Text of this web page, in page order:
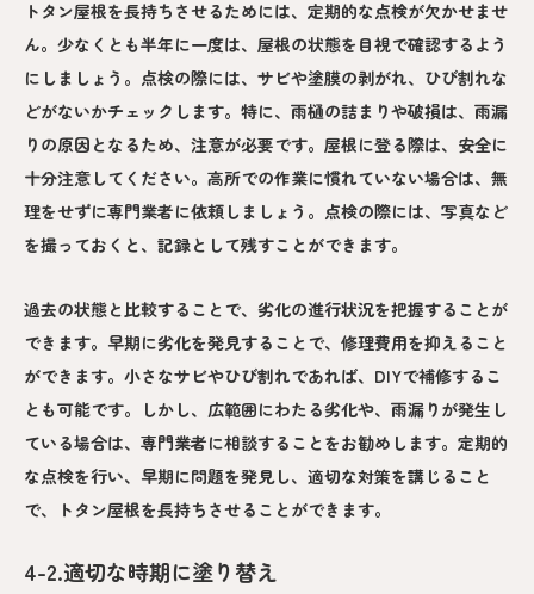
トタン屋根を長持ちさせるためには、定期的な点検が欠かせませ
ん。少なくとも半年に一度は、屋根の状態を目視で確認するよう
にしましょう。点検の際には、サビや塗膜の剥がれ、ひび割れな
どがないかチェックします。特に、雨樋の詰まりや破損は、雨漏
りの原因となるため、注意が必要です。屋根に登る際は、安全に
十分注意してください。高所での作業に慣れていない場合は、無
理をせずに専門業者に依頼しましょう。点検の際には、写真など
を撮っておくと、記録として残すことができます。
過去の状態と比較することで、劣化の進行状況を把握することが
できます。早期に劣化を発見することで、修理費用を抑えること
ができます。小さなサビやひび割れであれば、DIYで補修するこ
とも可能です。しかし、広範囲にわたる劣化や、雨漏りが発生し
ている場合は、専門業者に相談することをお勧めします。定期的
な点検を行い、早期に問題を発見し、適切な対策を講じること
で、トタン屋根を長持ちさせることができます。
4-2.適切な時期に塗り替え